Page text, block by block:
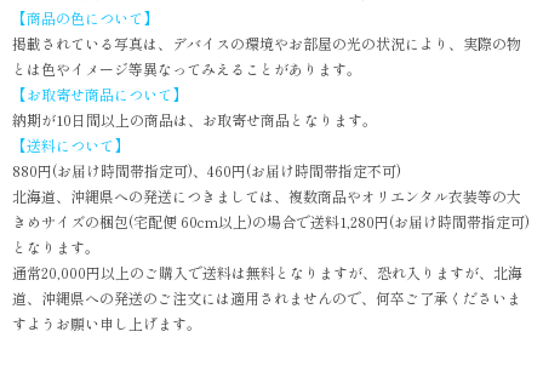
【商品の色について】
掲載されている写真は、デバイスの環境やお部屋の光の状況により、実際の物
とは色やイメージ等異なってみえることがあります。
【お取寄せ商品について】
納期が10日間以上の商品は、お取寄せ商品となります。
【送料について】
880円(お届け時間帯指定可)、460円(お届け時間帯指定不可)
北海道、沖縄県への発送につきましては、複数商品やオリエンタル衣装等の大
きめサイズの梱包(宅配便 60cm以上)の場合で送料1,280円(お届け時間帯指定可)
となります。
通常20,000円以上のご購入で送料は無料となりますが、恐れ入りますが、北海
道、沖縄県への発送のご注文には適用されませんので、何卒ご了承くださいま
すようお願い申し上げます。